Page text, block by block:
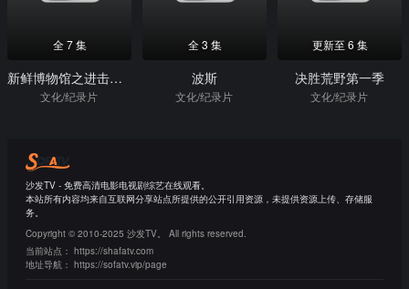
全 7 集
新鲜博物馆之进击的大秦
文化/纪录片
全 3 集
波斯
文化/纪录片
更新至 6 集
决胜荒野第一季
文化/纪录片
沙发TV - 免费高清电影电视剧综艺在线观看。
本站所有内容均来自互联网分享站点所提供的公开引用资源，未提供资源上传、存储服
务。
Copyright © 2010-2025 沙发TV。 All rights reserved.
当前站点： https://shafatv.com
地址导航： https://sofatv.vip/page